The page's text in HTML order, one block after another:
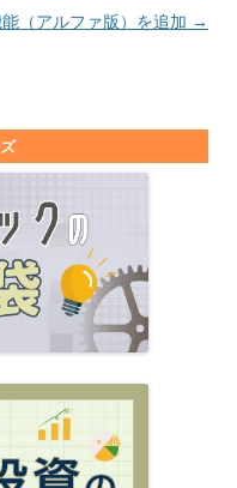
（アルファ版）を追加 →